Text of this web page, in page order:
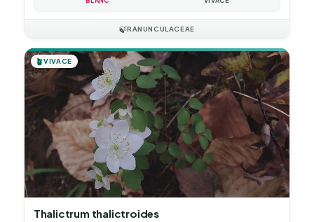
🍃RANUNCULACEAE
🪴VIVACE
Thalictrum thalictroides